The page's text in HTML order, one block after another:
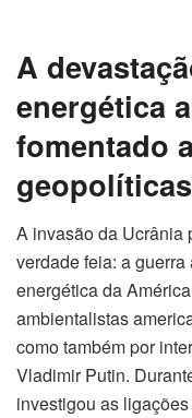
A
energética
fomentado
A invasão da Ucrânia
verdade feia: a guerra
energética da
ambientalistas
como também por
Vladimir Putin.
investigou as